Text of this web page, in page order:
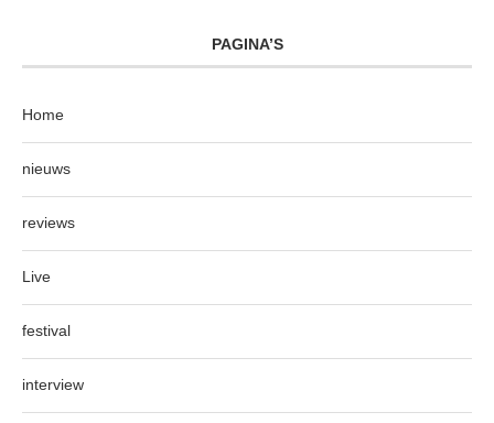
PAGINA’S
Home
nieuws
reviews
Live
festival
interview